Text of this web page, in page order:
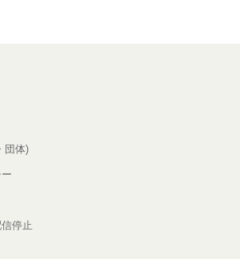
団体)
停止